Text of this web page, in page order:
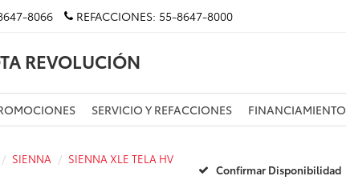
8066 REFACCIONES: 55-8647-8000
REVOLUCIÓN
SERVICIO Y REFACCIONES FINANCIAMIENTO
SIENNA SIENNA XLE TELA HV
Confirmar Disponibilidad